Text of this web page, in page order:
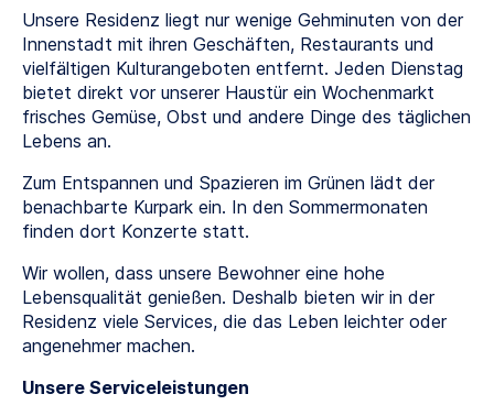
Unsere Residenz liegt nur wenige Gehminuten von der
Innenstadt mit ihren Geschäften, Restaurants und
vielfältigen Kulturangeboten entfernt. Jeden Dienstag
bietet direkt vor unserer Haustür ein Wochenmarkt
frisches Gemüse, Obst und andere Dinge des täglichen
Lebens an.
Zum Entspannen und Spazieren im Grünen lädt der
benachbarte Kurpark ein. In den Sommermonaten
finden dort Konzerte statt.
Wir wollen, dass unsere Bewohner eine hohe
Lebensqualität genießen. Deshalb bieten wir in der
Residenz viele Services, die das Leben leichter oder
angenehmer machen.
Unsere Serviceleistungen